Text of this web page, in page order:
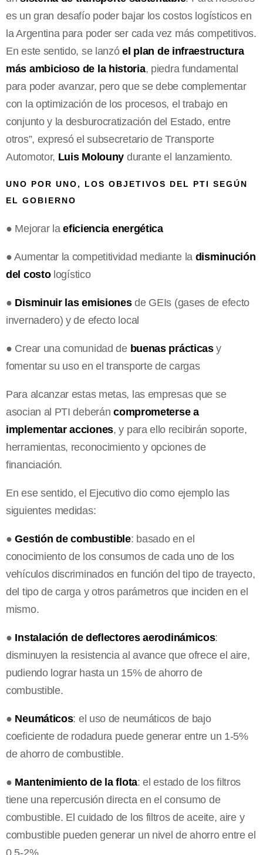
es un gran desafío poder bajar los costos logísticos en
la Argentina para poder ser cada vez más competitivos.
En este sentido, se lanzóel plan de infraestructura
más ambicioso de la historia, piedra fundamental
para poder avanzar, pero que se debe complementar
con la optimización de los procesos, el trabajo en
conjunto y la desburocratización del Estado, entre
otros”, expresó el subsecretario de Transporte
Automotor, Luis Molouny durante el lanzamiento.
UNO POR UNO, LOS OBJETIVOS DEL PTI SEGÚN
EL GOBIERNO
● Mejorar laeficiencia energética
● Aumentar la competitividad mediante la disminución
del costologístico
● Disminuir las emisionesde GEIs (gases de efecto
invernadero) y de efecto local
● Crear una comunidad debuenas prácticasy
fomentar su uso en el transporte de cargas
Para alcanzar estas metas, las empresas que se
asocian al PTI deberáncomprometerse a
implementar acciones, y para ello recibirán soporte,
herramientas, reconocimiento y opciones de
financiación.
En ese sentido, el Ejecutivo dio como ejemplo las
siguientes medidas:
●Gestión de combustible: basado en el
conocimiento de los consumos de cada uno de los
vehículos discriminados en función del tipo de trayecto,
del tipo de carga y otros parámetros que inciden en el
mismo.
● Instalación de deflectores aerodinámicos:
disminuyen la resistencia al avance que ofrece el aire,
pudiendo lograr hasta un 15% de ahorro de
combustible.
● Neumáticos: el uso de neumáticos de bajo
coeficiente de rodadura puede generar entre un 1-5%
de ahorro de combustible.
● Mantenimiento de la flota: el estado de los filtros
tiene una repercusión directa en el consumo de
combustible. El cuidado de los filtros de aceite, aire y
combustible pueden generar un nivel de ahorro entre el
0,5-2%.